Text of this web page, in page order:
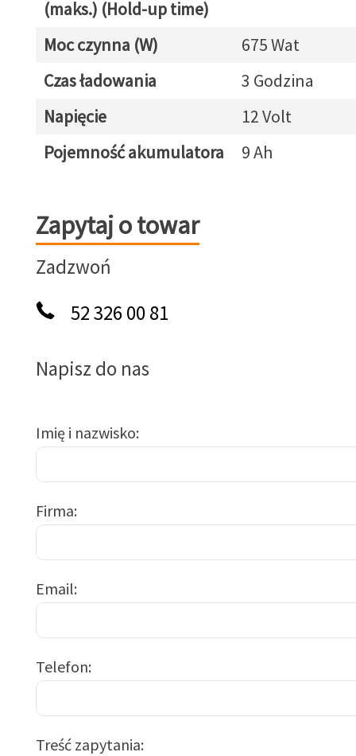
(maks.) (Hold-up time)
Moc czynna (W)
675 Wat
Czas ładowania
3 Godzina
Napięcie
12 Volt
Pojemność akumulatora
9 Ah
Zapytaj o towar
Zapytaj o towar
Zadzwoń
52 326 00 81
Napisz do nas
Imię i nazwisko
Firma
Email
Telefon
Treść zapytania